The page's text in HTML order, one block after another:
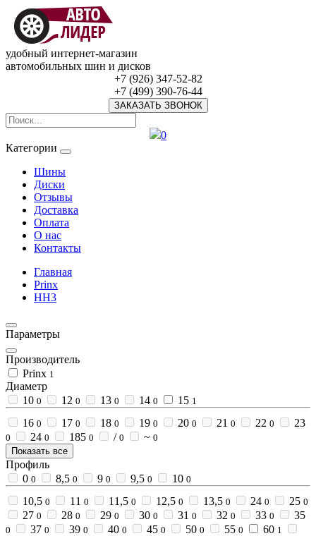
удобный интернет-магазин
автомобильных шин и дисков
+7 (926) 347-52-82
+7 (499) 390-76-44
ЗАКАЗАТЬ ЗВОНОК
0
Категории
Шины
Диски
Отзывы
Доставка
Оплата
О нас
Контакты
Главная
Prinx
HH3
Параметры
Производитель
Prinx 1
Диаметр
10 0 12 0 13 0 14 0 15 1
16 0 17 0 18 0 19 0 20 0 21 0 22 0 23
0 24 0 185 0 / 0 ~ 0
Показать все
Профиль
0 0 8,5 0 9 0 9,5 0 10 0
10,5 0 11 0 11,5 0 12,5 0 13,5 0 24 0 25 0
27 0 28 0 29 0 30 0 31 0 32 0 33 0 35
0 37 0 39 0 40 0 45 0 50 0 55 0 60 1